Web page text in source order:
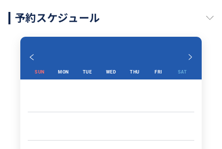
予約スケジュール
SUN MON TUE WED THU FRI SAT